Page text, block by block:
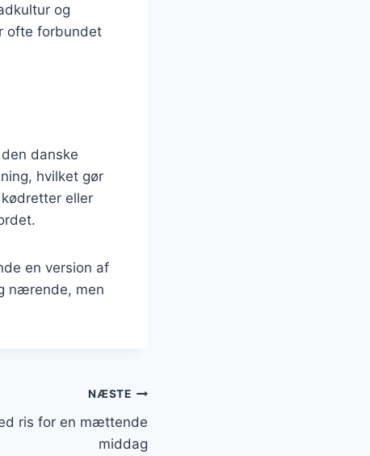
og
ofte forbundet
danske
hvilket gør
eller
en version af
nærende, men
NÆSTE
ris for en mættende
middag